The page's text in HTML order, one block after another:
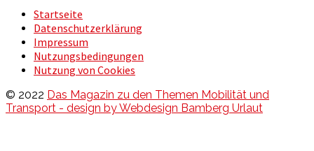
Startseite
Datenschutzerklärung
Impressum
Nutzungsbedingungen
Nutzung von Cookies
© 2022 Das Magazin zu den Themen Mobilität und
Transport - design by Webdesign Bamberg Urlaut